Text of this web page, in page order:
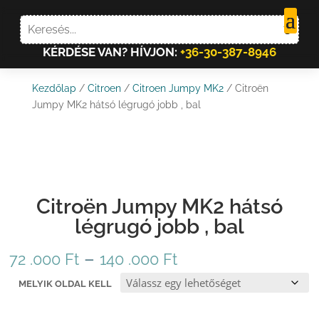
KÉRDÉSE VAN? HÍVJON: +36-30-387-8946
Kezdőlap / Citroen/ Citroen Jumpy MK2/ Citroën
Jumpy MK2 hátsó légrugó jobb , bal
Citroën Jumpy MK2 hátsó
légrugó jobb , bal
72 .000 Ft – 140 .000 FtÁrtartomány:
72
.000 Ft
MELYIK OLDAL KELL